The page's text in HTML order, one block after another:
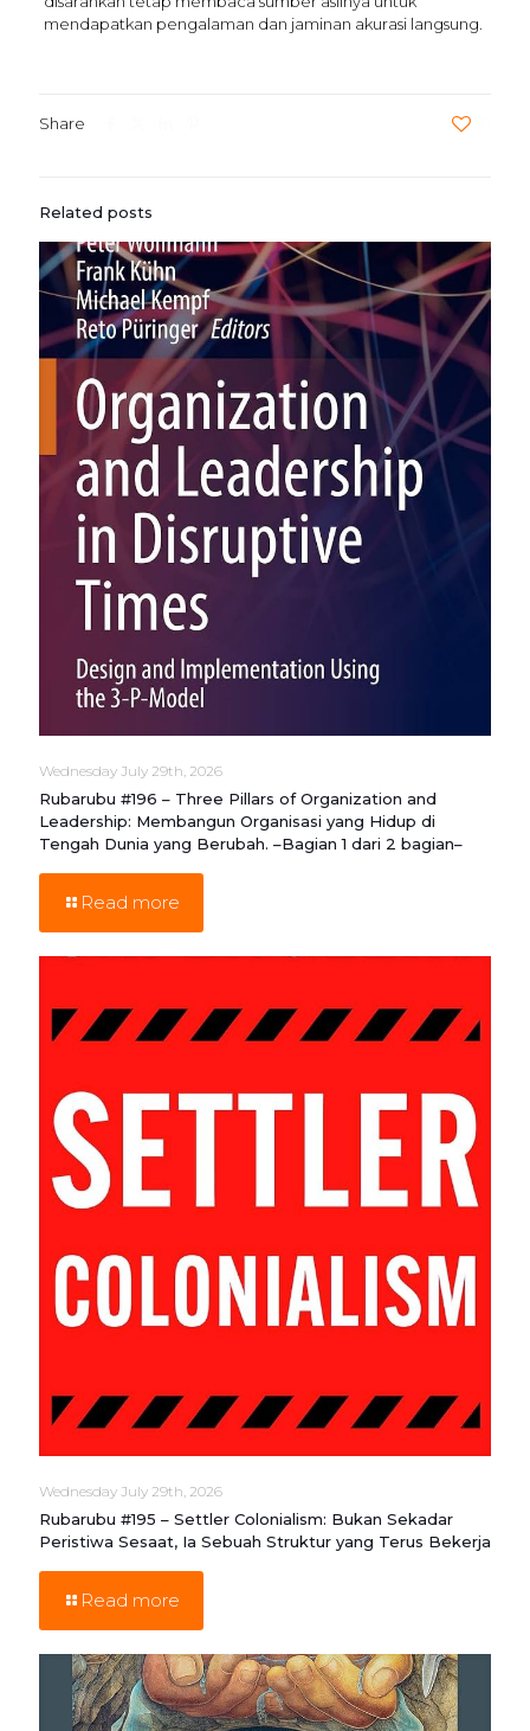
mendapatkan pengalaman dan jaminan akurasi langsung.
Share
Related posts
Wednesday July 29th, 2026
Rubarubu #196 – Three Pillars of Organization and
Leadership: Membangun Organisasi yang Hidup di
Tengah Dunia yang Berubah. –Bagian 1 dari 2 bagian–
Read more
Wednesday July 29th, 2026
Rubarubu #195 – Settler Colonialism: Bukan Sekadar
Peristiwa Sesaat, Ia Sebuah Struktur yang Terus Bekerja
Read more